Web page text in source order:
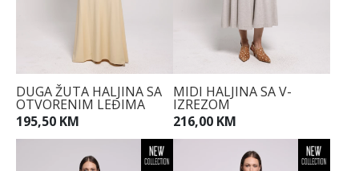
DUGA ŽUTA HALJINA SA
OTVORENIM LEĐIMA
195,50 KM
MIDI HALJINA SA V-
IZREZOM
216,00 KM